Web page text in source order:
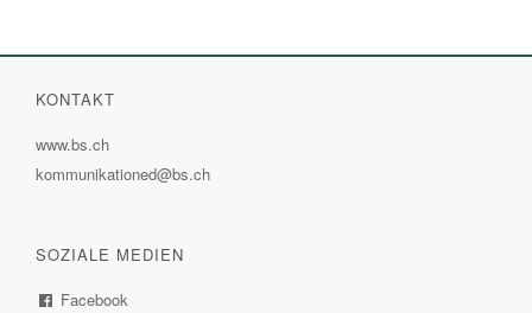
KONTAKT
www.bs.ch
Link)
kommunikationed@bs.ch
SOZIALE MEDIEN
Facebook